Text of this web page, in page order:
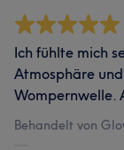
Ich fühlte mich
Atmosphäre
Wompernwelle.
Behandelt von